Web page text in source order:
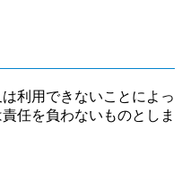
利用できないことによっ
任を負わないものとしま